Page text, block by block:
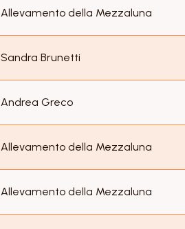
Allevamento della Mezzaluna
Sandra Brunetti
Andrea Greco
Allevamento della Mezzaluna
Allevamento della Mezzaluna